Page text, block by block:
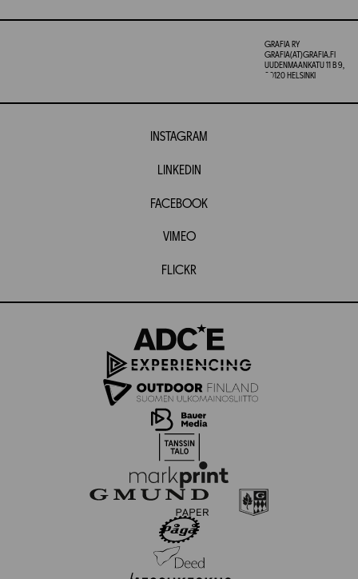
GRAFIA RY
GRAFIA(AT)GRAFIA.FI
UUDENMAANKATU 11 B 9,
00120 HELSINKI
INSTAGRAM
LINKEDIN
FACEBOOK
VIMEO
FLICKR